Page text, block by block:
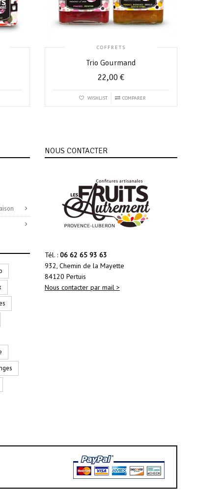
COFFRETS
Trio Gourmand
22,00 €
WISHLIST COMPARER
NOUS CONTACTER
Tél. : 06 62 65 93 63
932, Chemin de la Mayette
84120 Pertuis
Nous contacter par mail >